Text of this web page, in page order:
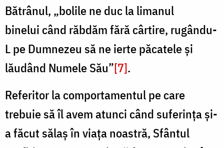
Bătrânul, „bolile ne duc la limanul
binelui când răbdăm fără cârtire, rugându-
L pe Dumnezeu să ne ierte păcatele și
lăudând Numele Său”[7].
Referitor la comportamentul pe care
trebuie să îl avem atunci când suferința și-
a făcut sălaș în viața noastră, Sfântul